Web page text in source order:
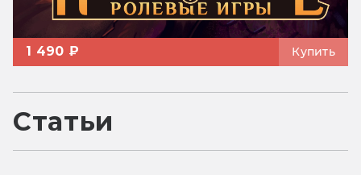
1 490 ₽ Купить
Статьи